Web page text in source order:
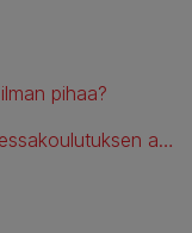
pihaa?
Miten käsitellä vahinkoja pennun vessakoulutuksen aikana?